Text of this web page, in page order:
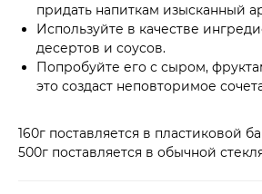
придать напиткам изысканный
Используйте в качестве
десертов и соусов.
Попробуйте его с сыром,
это создаст неповторимое
160г поставляется в пластиковой
500г поставляется в обычной